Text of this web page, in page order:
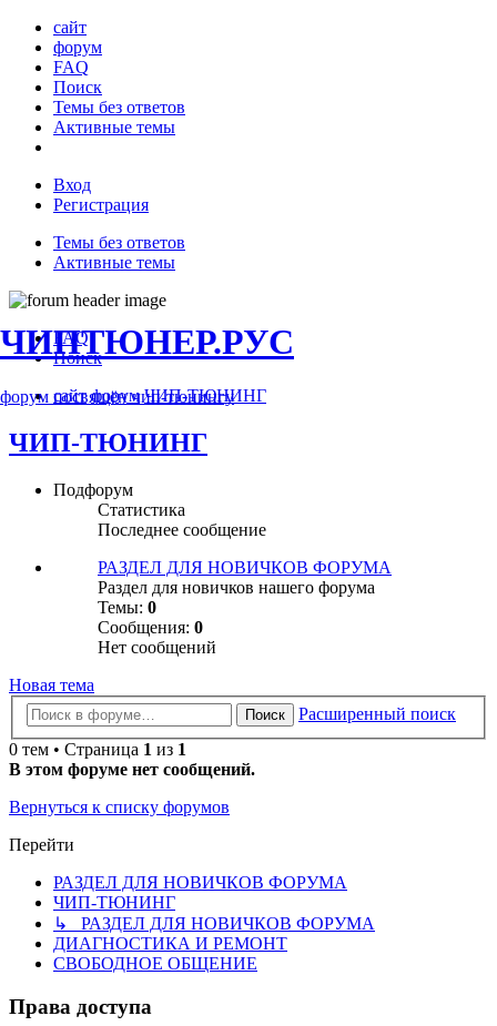
сайт
форум
FAQ
Поиск
Темы без ответов
Активные темы
Вход
Регистрация
Темы без ответов
Активные темы
ЧИПТЮНЕР.РУС
форум посвящён чип-тюнингу
FAQ
Поиск
сайт форум ЧИП-ТЮНИНГ
ЧИП-ТЮНИНГ
Подфорум
Статистика
Последнее сообщение
РАЗДЕЛ ДЛЯ НОВИЧКОВ ФОРУМА
Раздел для новичков нашего форума
Темы: 0
Сообщения: 0
Нет сообщений
Новая тема
Поиск
Расширенный поиск
0 тем • Страница 1 из 1
В этом форуме нет сообщений.
Вернуться к списку форумов
Перейти
РАЗДЕЛ ДЛЯ НОВИЧКОВ ФОРУМА
ЧИП-ТЮНИНГ
↳ РАЗДЕЛ ДЛЯ НОВИЧКОВ ФОРУМА
ДИАГНОСТИКА И РЕМОНТ
СВОБОДНОЕ ОБЩЕНИЕ
Права доступа